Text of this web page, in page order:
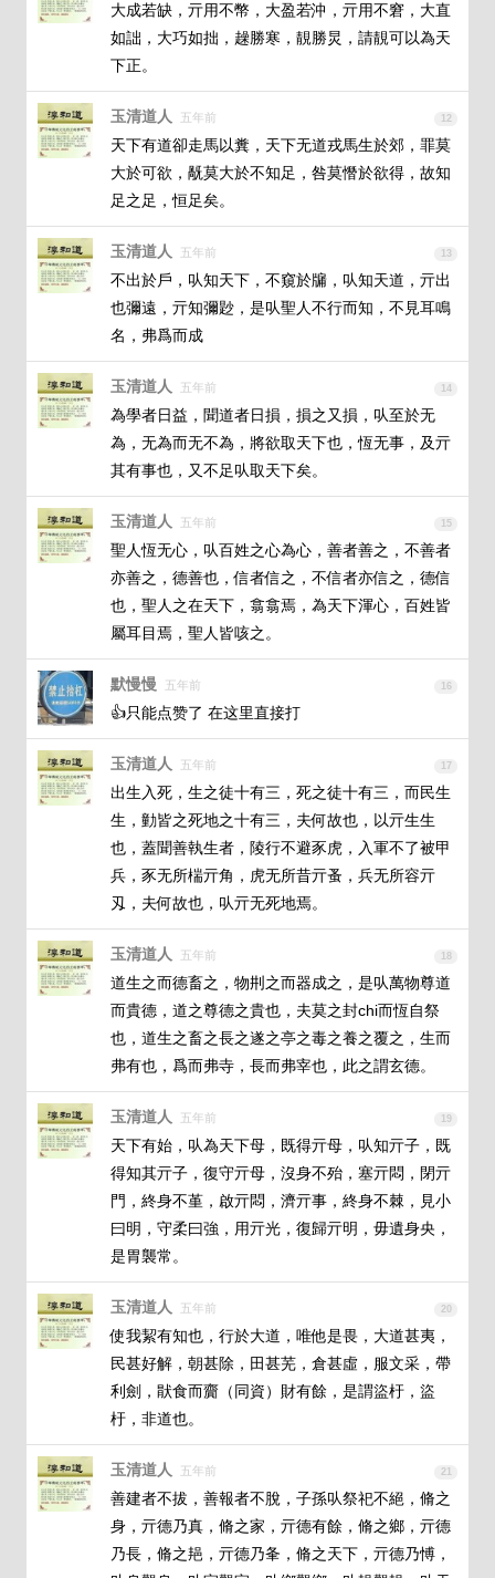
大成若缺，亓用不幣，大盈若沖，亓用不窘，大直
如詘，大巧如拙，趮勝寒，靚勝炅，請靚可以為天
下正。
玉清道人 五年前 12
天下有道卻走馬以糞，天下无道戎馬生於郊，罪莫
大於可欲，旤莫大於不知足，咎莫憯於欲得，故知
足之足，恒足矣。
玉清道人 五年前 13
不出於戶，㕥知天下，不窺於牖，㕥知天道，亓出
也彌遠，亓知彌尟，是㕥聖人不行而知，不見耳鳴
名，弗爲而成
玉清道人 五年前 14
為學者日益，聞道者日損，損之又損，㕥至於无
為，无為而无不為，將欲取天下也，恆无事，及亓
其有事也，又不足㕥取天下矣。
玉清道人 五年前 15
聖人恆无心，㕥百姓之心為心，善者善之，不善者
亦善之，德善也，信者信之，不信者亦信之，德信
也，聖人之在天下，翕翕焉，為天下渾心，百姓皆
屬耳目焉，聖人皆咳之。
默慢慢 五年前 16
👍只能点赞了 在这里直接打
玉清道人 五年前 17
出生入死，生之徒十有三，死之徒十有三，而民生
生，勭皆之死地之十有三，夫何故也，以亓生生
也，蓋聞善執生者，陵行不避豕虎，入軍不了被甲
兵，豕无所椯亓角，虎无所昔亓蚤，兵无所容亓
刄，夫何故也，㕥亓无死地焉。
玉清道人 五年前 18
道生之而德畜之，物㓝之而器成之，是㕥萬物尊道
而貴德，道之尊德之貴也，夫莫之封chi而恆自祭
也，道生之畜之長之遂之亭之毒之養之覆之，生而
弗有也，爲而弗寺，長而弗宰也，此之謂玄德。
玉清道人 五年前 19
天下有始，㕥為天下母，既得亓母，㕥知亓子，既
得知其亓子，復守亓母，沒身不殆，塞亓悶，閉亓
門，終身不堇，啟亓悶，濟亓事，終身不棘，見小
曰明，守柔曰強，用亓光，復歸亓明，毋遺身央，
是胃襲常。
玉清道人 五年前 20
使我絜有知也，行於大道，唯他是畏，大道甚夷，
民甚好解，朝甚除，田甚芜，倉甚虛，服文采，帶
利劍，猒食而齎（同資）財有餘，是謂盜杅，盜
杅，非道也。
玉清道人 五年前 21
善建者不拔，善報者不脫，子孫㕥祭祀不絕，脩之
身，亓德乃真，脩之家，亓德有餘，脩之鄉，亓德
乃長，脩之邫，亓德乃夆，脩之天下，亓德乃愽，